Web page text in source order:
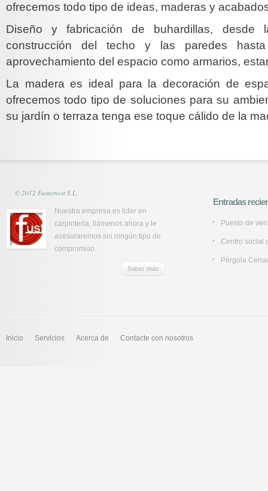
ofrecemos todo tipo de ideas, maderas y
Diseño y fabricación de buhardillas, desde
construcción del techo y las paredes
aprovechamiento del espacio como armarios,
La madera es ideal para la decoración de
ofrecemos todo tipo de soluciones para su
su jardín o terraza tenga ese toque cálido de la
© 2012 Fusternest S.L.
Nuestra empresa es lider en
carpintería, llámenos ahora y le
asesoraremos sin ningún tipo de
compromiso.
Saber más
Entradas
Puesto de
Centro social
Pérgola
Inicio Servicios Acerca de Contacte con nosotros